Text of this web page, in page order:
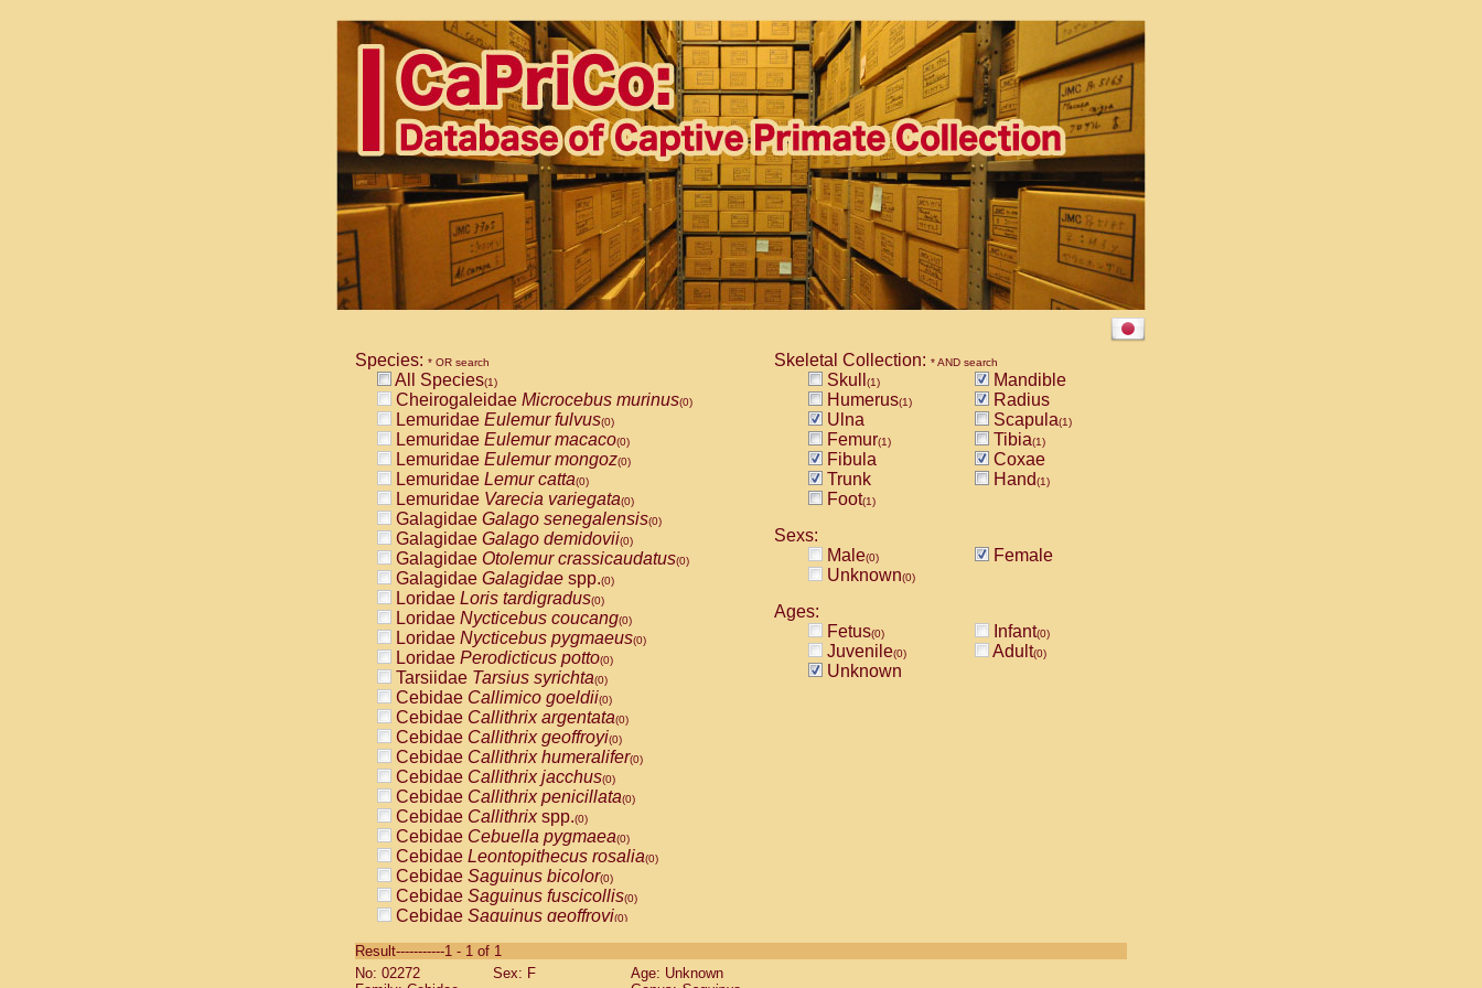
Species: * OR search
All Species(1)
Cheirogaleidae Microcebus murinus(0)
Lemuridae Eulemur fulvus(0)
Lemuridae Eulemur macaco(0)
Lemuridae Eulemur mongoz(0)
Lemuridae Lemur catta(0)
Lemuridae Varecia variegata(0)
Galagidae Galago senegalensis(0)
Galagidae Galago demidovii(0)
Galagidae Otolemur crassicaudatus(0)
Galagidae Galagidae spp.(0)
Loridae Loris tardigradus(0)
Loridae Nycticebus coucang(0)
Loridae Nycticebus pygmaeus(0)
Loridae Perodicticus potto(0)
Tarsiidae Tarsius syrichta(0)
Cebidae Callimico goeldii(0)
Cebidae Callithrix argentata(0)
Cebidae Callithrix geoffroyi(0)
Cebidae Callithrix humeralifer(0)
Cebidae Callithrix jacchus(0)
Cebidae Callithrix penicillata(0)
Cebidae Callithrixspp.(0)
Cebidae Cebuella pygmaea(0)
Cebidae Leontopithecus rosalia(0)
Cebidae Saguinus bicolor(0)
Cebidae Saguinus fuscicollis(0)
Cebidae Saguinus geoffroyi(0)
CebidaeSaguinus labiatus(0)
Cebidae Saguinus leucopus (0)
Skeletal Collection: * AND search
Skull (1)
Mandible
Humerus(1)
Radius
Ulna
Scapula(1)
Femur(1) Tibia(1)
Fibula
Coxae
Trunk
Hand(1)
Foot(1)
Sexs:
Male(0)
Female
Unknown(0)
Ages:
Fetus(0) Infant(0)
Juvenile(0) Adult(0)
Unknown
Result-----------1 - 1 of 1
No: 02272
Sex: F
Age: Unknown